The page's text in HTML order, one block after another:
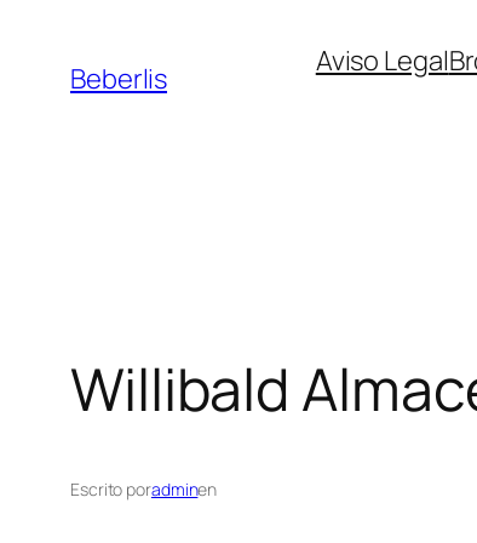
Beberlis Aviso Legal
Willibald
Escrito poradminen